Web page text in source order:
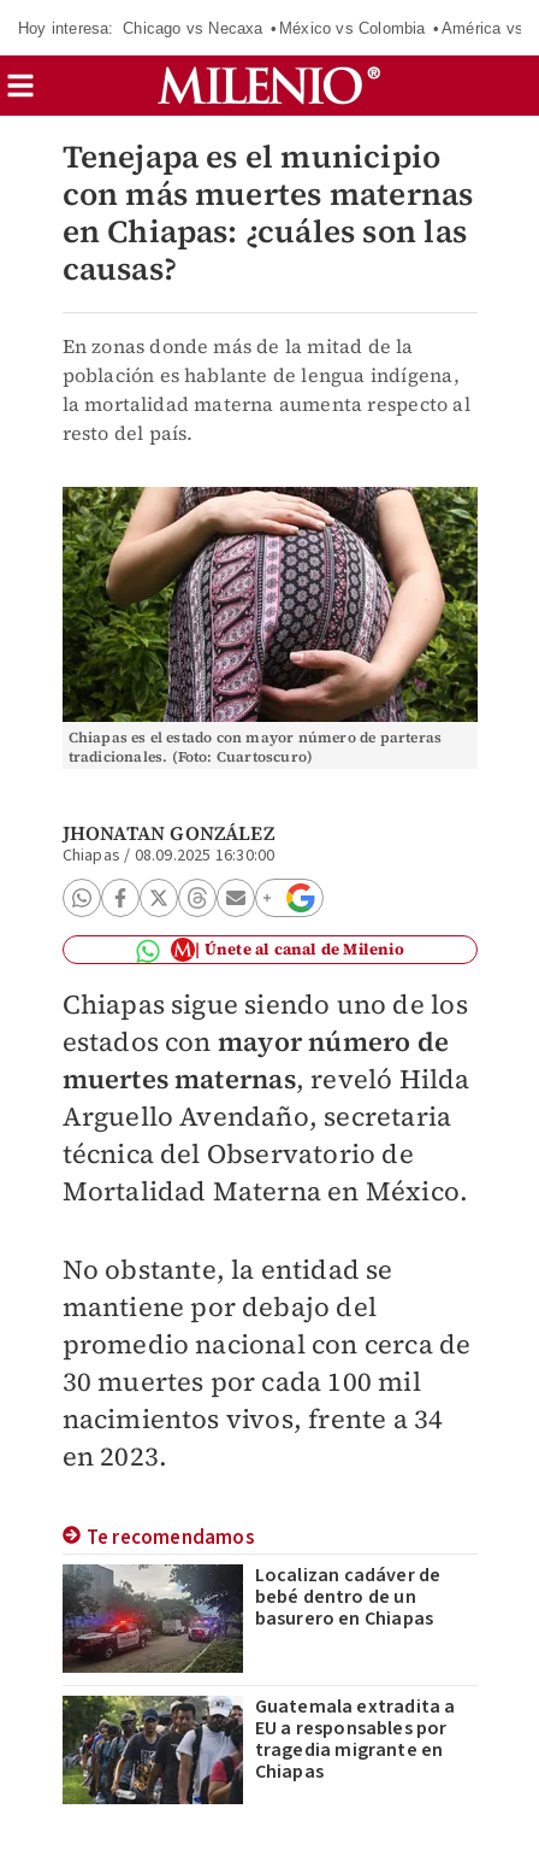
Hoy interesa: Chicago vs Necaxa México vs Colombia América vs
Tenejapa es el municipio
con más muertes maternas
en Chiapas: ¿cuáles son las
causas?
En zonas donde más de la mitad de la
población es hablante de lengua indígena,
la mortalidad materna aumenta respecto al
resto del país.
Chiapas es el estado con mayor número de parteras
tradicionales. (Foto: Cuartoscuro)
JHONATAN GONZÁLEZ
Chiapas / 08.09.2025 16:30:00
Únete al canal de Milenio
Chiapas sigue siendo uno de los
estados con mayor número de
muertes maternas, reveló Hilda
Arguello Avendaño, secretaria
técnica del Observatorio de
Mortalidad Materna en México.
No obstante, la entidad se
mantiene por debajo del
promedio nacional con cerca de
30 muertes por cada 100 mil
nacimientos vivos, frente a 34
en 2023.
Te recomendamos
Localizan cadáver de
bebé dentro de un
basurero en Chiapas
Guatemala extradita a
EU a responsables por
tragedia migrante en
Chiapas